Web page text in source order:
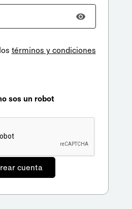
términos y condiciones
sos un robot